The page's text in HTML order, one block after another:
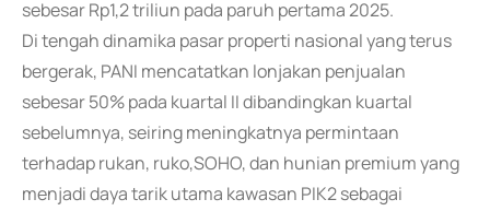
sebesar Rp1,2 triliun pada paruh pertama 2025.
Di tengah dinamika pasar properti nasional yang terus
bergerak, PANI mencatatkan lonjakan penjualan
sebesar 50% pada kuartal II dibandingkan kuartal
sebelumnya, seiring meningkatnya permintaan
terhadap rukan, ruko,SOHO, dan hunian premium yang
menjadi daya tarik utama kawasan PIK2 sebagai